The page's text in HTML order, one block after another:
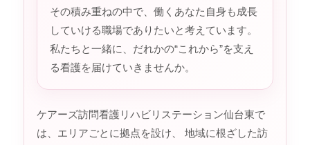
その積み重ねの中で、働くあなた自身も成長
していける職場でありたいと考えています。
私たちと一緒に、だれかの“これから”を支え
る看護を届けていきませんか。
ケアーズ訪問看護リハビリステーション仙台東で
は、エリアごとに拠点を設け、 地域に根ざした訪